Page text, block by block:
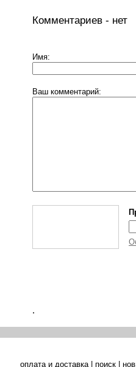
Комментариев - нет
Имя:
Ваш комментарий:
.
оплата и доставка| поиск